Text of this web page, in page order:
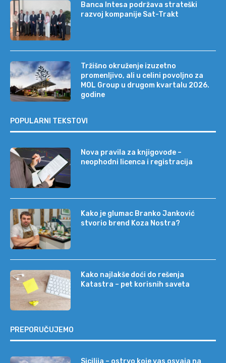
Banca Intesa podržava strateški
razvoj kompanije Sat-Trakt
Tržišno okruženje izuzetno
promenljivo, ali u celini povoljno za
MOL Group u drugom kvartalu 2026.
godine
POPULARNI TEKSTOVI
Nova pravila za knjigovođe –
neophodni licenca i registracija
Kako je glumac Branko Janković
stvorio brend Koza Nostra?
Kako najlakše doći do rešenja
Katastra – pet korisnih saveta
PREPORUČUJEMO